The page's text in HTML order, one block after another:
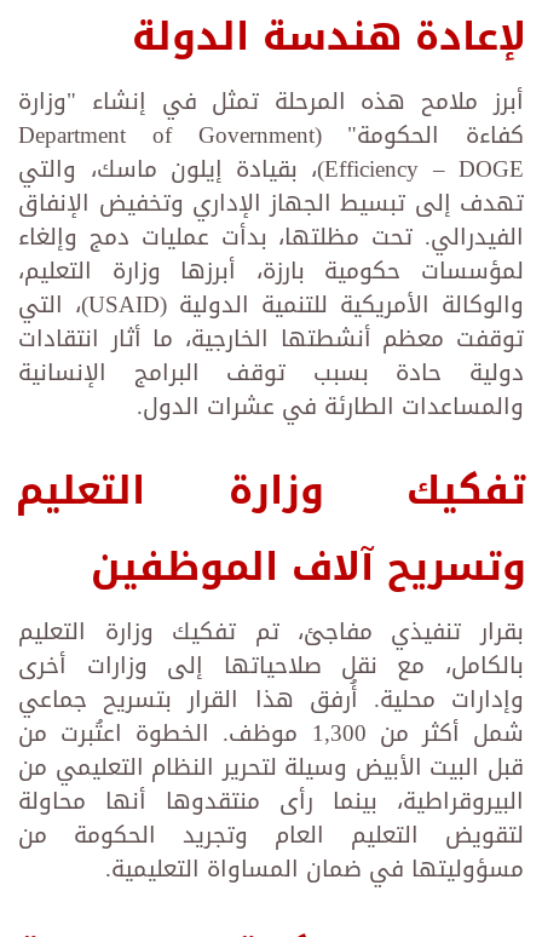
لإعادة هندسة الدولة
أبرز ملامح هذه المرحلة تمثل في إنشاء "وزارة
كفاءة الحكومة" (Department of Government
Efficiency – DOGE)، بقيادة إيلون ماسك، والتي
تهدف إلى تبسيط الجهاز الإداري وتخفيض الإنفاق
الفيدرالي. تحت مظلتها، بدأت عمليات دمج وإلغاء
لمؤسسات حكومية بارزة، أبرزها وزارة التعليم،
والوكالة الأمريكية للتنمية الدولية (USAID)، التي
توقفت معظم أنشطتها الخارجية، ما أثار انتقادات
دولية حادة بسبب توقف البرامج الإنسانية
والمساعدات الطارئة في عشرات الدول.
تفكيك وزارة التعليم
وتسريح آلاف الموظفين
بقرار تنفيذي مفاجئ، تم تفكيك وزارة التعليم
بالكامل، مع نقل صلاحياتها إلى وزارات أخرى
وإدارات محلية. أُرفق هذا القرار بتسريح جماعي
شمل أكثر من 1,300 موظف. الخطوة اعتُبرت من
قبل البيت الأبيض وسيلة لتحرير النظام التعليمي من
البيروقراطية، بينما رأى منتقدوها أنها محاولة
لتقويض التعليم العام وتجريد الحكومة من
مسؤوليتها في ضمان المساواة التعليمية.